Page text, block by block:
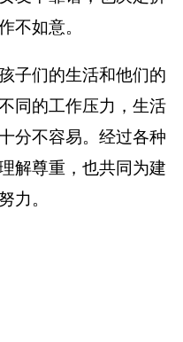
不如意。
子们的生活和他们的
同的工作压力，生活
分不容易。经过各种
解尊重，也共同为建
力。